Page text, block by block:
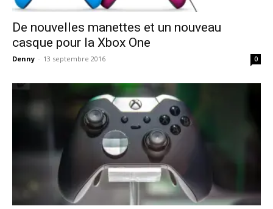
De nouvelles manettes et un nouveau
casque pour la Xbox One
Denny - 13 septembre 2016 0